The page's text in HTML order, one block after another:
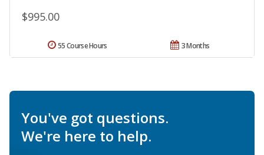
$995.00
3 Months
55 Course Hours
You've got questions.
We're here to help.